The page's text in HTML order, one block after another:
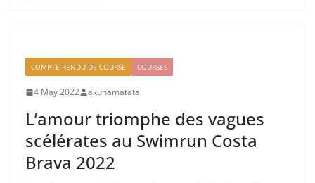
COMPTE-RENDU DE COURSE COURSES
4 May 2022 akunamatata
L’amour triomphe des vagues
scélérates au Swimrun Costa
Brava 2022